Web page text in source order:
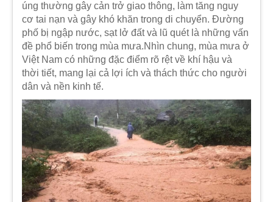
úng thường gây cản trở giao thông, làm tăng nguy
cơ tai nạn và gây khó khăn trong di chuyển. Đường
phố bị ngập nước, sạt lở đất và lũ quét là những vấn
đề phổ biến trong mùa mưa.Nhìn chung, mùa mưa ở
Việt Nam có những đặc điểm rõ rệt về khí hậu và
thời tiết, mang lại cả lợi ích và thách thức cho người
dân và nền kinh tế.